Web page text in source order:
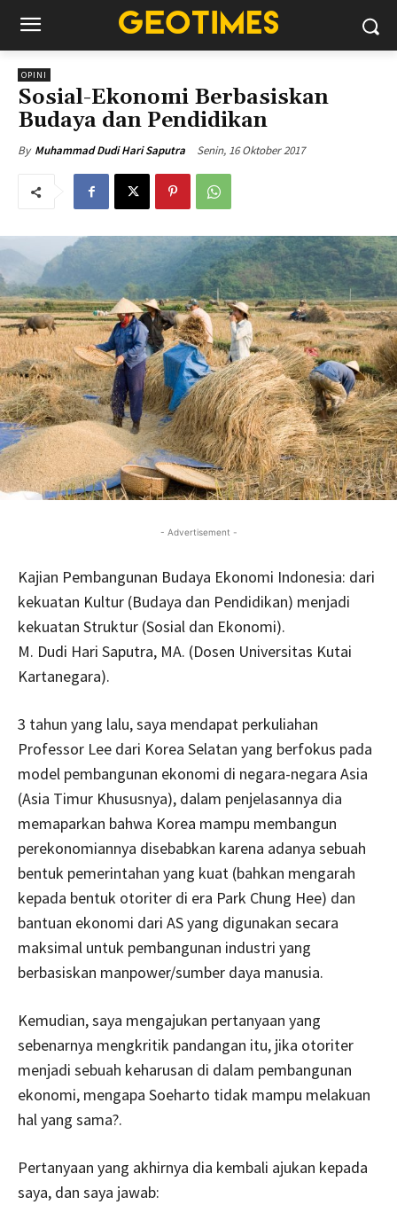
OPINI
Sosial-Ekonomi Berbasiskan
Budaya dan Pendidikan
By Muhammad Dudi Hari Saputra Senin, 16 Oktober 2017
- Advertisement -
Kajian Pembangunan Budaya Ekonomi Indonesia: dari
kekuatan Kultur (Budaya dan Pendidikan) menjadi
kekuatan Struktur (Sosial dan Ekonomi).
M. Dudi Hari Saputra, MA. (Dosen Universitas Kutai
Kartanegara).
3 tahun yang lalu, saya mendapat perkuliahan
Professor Lee dari Korea Selatan yang berfokus pada
model pembangunan ekonomi di negara-negara Asia
(Asia Timur Khususnya), dalam penjelasannya dia
memaparkan bahwa Korea mampu membangun
perekonomiannya disebabkan karena adanya sebuah
bentuk pemerintahan yang kuat (bahkan mengarah
kepada bentuk otoriter di era Park Chung Hee) dan
bantuan ekonomi dari AS yang digunakan secara
maksimal untuk pembangunan industri yang
berbasiskan manpower/sumber daya manusia.
Kemudian, saya mengajukan pertanyaan yang
sebenarnya mengkritik pandangan itu, jika otoriter
menjadi sebuah keharusan di dalam pembangunan
ekonomi, mengapa Soeharto tidak mampu melakuan
hal yang sama?.
Pertanyaan yang akhirnya dia kembali ajukan kepada
saya, dan saya jawab: